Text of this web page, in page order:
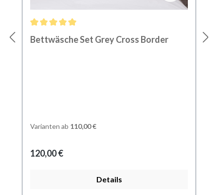
Durchschnittliche Bewertung von 5 von 5 Sternen
Bettwäsche Set Grey Cross Border
Varianten ab 110,00 €
Regulärer Preis:
120,00 €
Details